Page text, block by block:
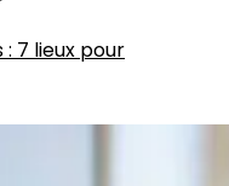
: 7 lieux pour